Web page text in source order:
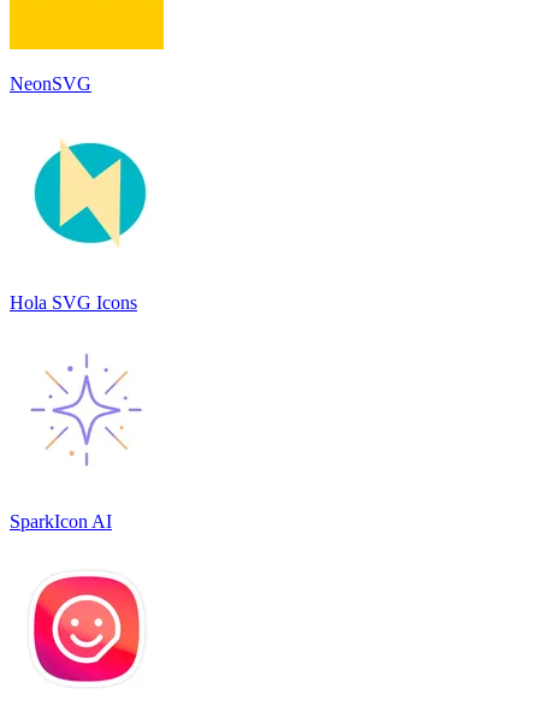
NeonSVG
Hola SVG Icons
SparkIcon AI